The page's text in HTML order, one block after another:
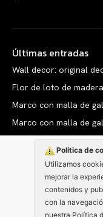
Política de
Utilizamos
mejorar la
contenidos y
con la
nuestra Política
Últimas entradas
Wall decor: original
Flor de loto de madera
Marco con malla de
Marco con malla de